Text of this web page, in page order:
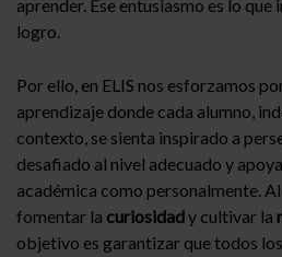
aprender. Ese entusiasmo es lo
logro.
Por ello, en ELIS nos esforzamos
aprendizaje donde cada alumno,
contexto, se sienta inspirado a
desafiado al nivel adecuado y
académica como personalmente.
fomentar la curiosidady cultivar la
objetivo es garantizar que todos